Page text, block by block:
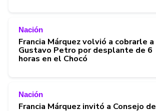
Nación
Francia Márquez volvió a cobrarle a
Gustavo Petro por desplante de 6
horas en el Chocó
Nación
Francia Márquez invitó a Consejo de